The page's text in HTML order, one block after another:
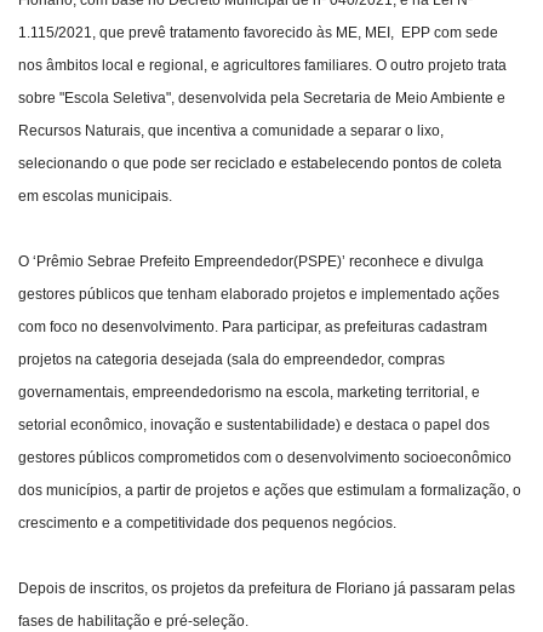
1.115/2021, que prevê tratamento favorecido às ME, MEI, EPP com sede
nos âmbitos local e regional, e agricultores familiares. O outro projeto trata
sobre "Escola Seletiva", desenvolvida pela Secretaria de Meio Ambiente e
Recursos Naturais, que incentiva a comunidade a separar o lixo,
selecionando o que pode ser reciclado e estabelecendo pontos de coleta
em escolas municipais.
O ‘Prêmio Sebrae Prefeito Empreendedor(PSPE)’ reconhece e divulga
gestores públicos que tenham elaborado projetos e implementado ações
com foco no desenvolvimento. Para participar, as prefeituras cadastram
projetos na categoria desejada (sala do empreendedor, compras
governamentais, empreendedorismo na escola, marketing territorial, e
setorial econômico, inovação e sustentabilidade) e destaca o papel dos
gestores públicos comprometidos com o desenvolvimento socioeconômico
dos municípios, a partir de projetos e ações que estimulam a formalização, o
crescimento e a competitividade dos pequenos negócios.
Depois de inscritos, os projetos da prefeitura de Floriano já passaram pelas
fases de habilitação e pré-seleção.